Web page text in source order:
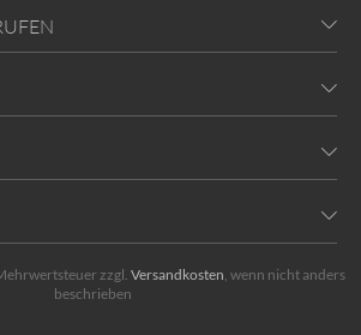
zzgl. Versandkosten, wenn nicht anders
beschrieben